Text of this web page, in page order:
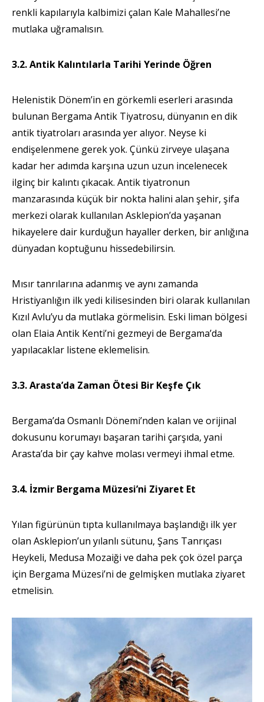
renkli kapılarıyla kalbimizi çalan Kale Mahallesi’ne
mutlaka uğramalısın.
3.2. Antik Kalıntılarla Tarihi Yerinde Öğren
Helenistik Dönem’in en görkemli eserleri arasında
bulunan Bergama Antik Tiyatrosu, dünyanın en dik
antik tiyatroları arasında yer alıyor. Neyse ki
endişelenmene gerek yok. Çünkü zirveye ulaşana
kadar her adımda karşına uzun uzun incelenecek
ilginç bir kalıntı çıkacak. Antik tiyatronun
manzarasında küçük bir nokta halini alan şehir, şifa
merkezi olarak kullanılan Asklepion’da yaşanan
hikayelere dair kurduğun hayaller derken, bir anlığına
dünyadan koptuğunu hissedebilirsin.
Mısır tanrılarına adanmış ve aynı zamanda
Hristiyanlığın ilk yedi kilisesinden biri olarak kullanılan
Kızıl Avlu’yu da mutlaka görmelisin. Eski liman bölgesi
olan Elaia Antik Kenti’ni gezmeyi de Bergama’da
yapılacaklar listene eklemelisin.
3.3. Arasta’da Zaman Ötesi Bir Keşfe Çık
Bergama’da Osmanlı Dönemi’nden kalan ve orijinal
dokusunu korumayı başaran tarihi çarşıda, yani
Arasta’da bir çay kahve molası vermeyi ihmal etme.
3.4. İzmir Bergama Müzesi’ni Ziyaret Et
Yılan figürünün tıpta kullanılmaya başlandığı ilk yer
olan Asklepion’un yılanlı sütunu, Şans Tanrıçası
Heykeli, Medusa Mozaiği ve daha pek çok özel parça
için Bergama Müzesi’ni de gelmişken mutlaka ziyaret
etmelisin.